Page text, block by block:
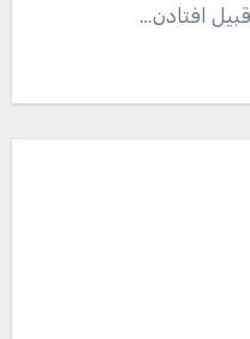
افتادن…